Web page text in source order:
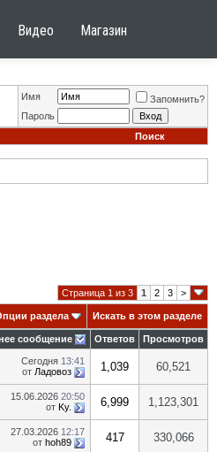
Видео Магазин
Имя
Запомнить?
Пароль
Поиск
Страница 1 из 3 1 2 3 >
раздела Искать в этом разделе
сообщение Ответов Просмотров
Сегодня 13:41
от Ладовоз 1,039 60,521
15.06.2026 20:50
от Ky. 6,999 1,123,301
27.03.2026 12:17
от hoh89 417 330,066